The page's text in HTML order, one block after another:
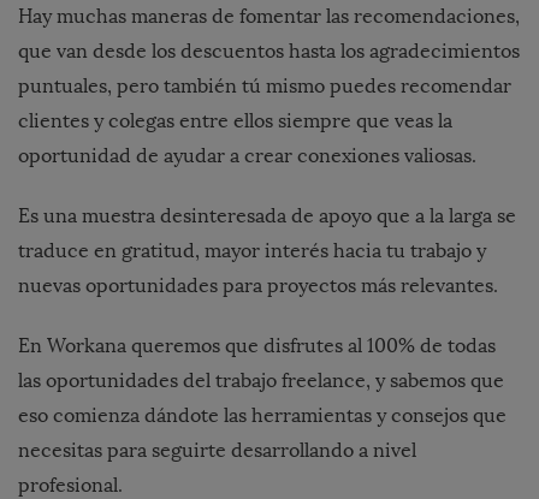
Hay muchas maneras de fomentar las recomendaciones,
que van desde los descuentos hasta los agradecimientos
puntuales, pero también tú mismo puedes recomendar
clientes y colegas entre ellos siempre que veas la
oportunidad de ayudar a crear conexiones valiosas.
Es una muestra desinteresada de apoyo que a la larga se
traduce en gratitud, mayor interés hacia tu trabajo y
nuevas oportunidades para proyectos más relevantes.
En Workana queremos que disfrutes al 100% de todas
las oportunidades del trabajo freelance, y sabemos que
eso comienza dándote las herramientas y consejos que
necesitas para seguirte desarrollando a nivel
profesional.